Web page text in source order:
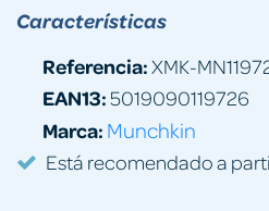
Características
Referencia:XMK-
EAN13:5019090119726
Marca: Munchkin
Está recomendado a